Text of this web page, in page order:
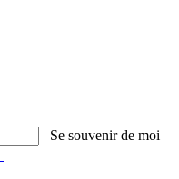
Se souvenir de moi